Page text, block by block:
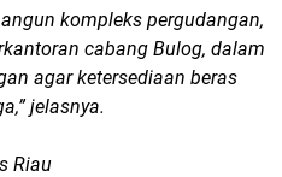
kompleks pergudangan,
cabang Bulog, dalam
agar ketersediaan beras
jelasnya.
Riau